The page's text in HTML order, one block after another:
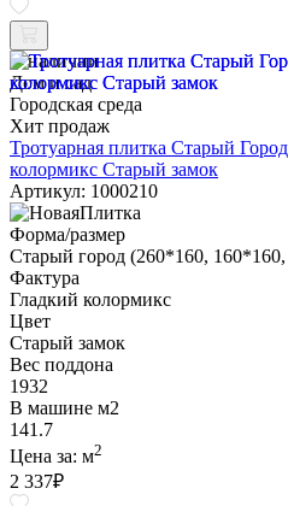
В наличии
Дом и сад
Городская среда
Хит продаж
Тротуарная плитка Старый
колормикс Старый замок
Артикул: 1000210
Форма/размер
Старый город (260*160,
Фактура
Гладкий колормикс
Цвет
Старый замок
Вес поддона
1932
В машине м2
141.7
Цена за: м2
2 337₽